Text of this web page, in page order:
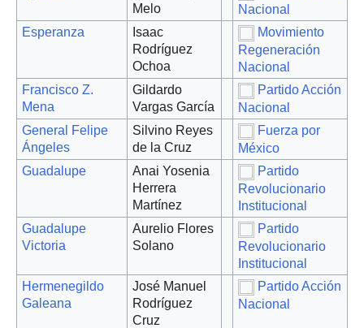
Melo
Nacional
Esperanza
Isaac
Rodríguez
Ochoa
Movimiento
Regeneración
Nacional
Francisco Z.
Mena
Gildardo
Vargas García
Partido Acción
Nacional
General Felipe
Ángeles
Silvino Reyes
de la Cruz
Fuerza por
México
Guadalupe
Anai Yosenia
Herrera
Martínez
Partido
Revolucionario
Institucional
Guadalupe
Victoria
Aurelio Flores
Solano
Partido
Revolucionario
Institucional
Hermenegildo
Galeana
José Manuel
Rodríguez
Cruz
Partido Acción
Nacional